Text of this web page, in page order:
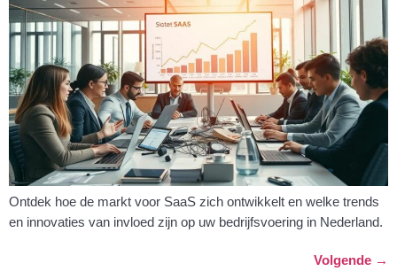
Ontdek hoe de markt voor SaaS zich ontwikkelt en welke trends
en innovaties van invloed zijn op uw bedrijfsvoering in Nederland.
Volgende →